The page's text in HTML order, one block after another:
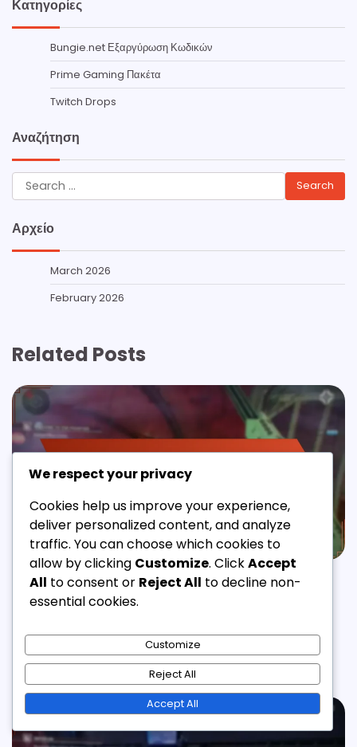
Κατηγορίες
Bungie.net Εξαργύρωση Κωδικών
Prime Gaming Πακέτα
Twitch Drops
Αναζήτηση
Search
for:
Αρχείο
March 2026
February 2026
Related Posts
PRIME GAMING ΠΑΚΈΤΑ
Destiny 2 Prime Gaming Αντικείμενα: Όπλα,
Διαχειριστής 05/03/2026 2 Min Read 0
We respect your privacy
Cookies help us improve your experience,
deliver personalized content, and analyze
traffic. You can choose which cookies to
allow by clicking Customize. ClickAccept
All to consent or Reject All to decline non-
essential cookies.
Customize
Reject All
Accept All